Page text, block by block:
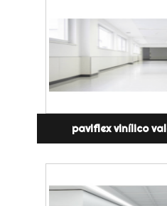
paviflex vinílico